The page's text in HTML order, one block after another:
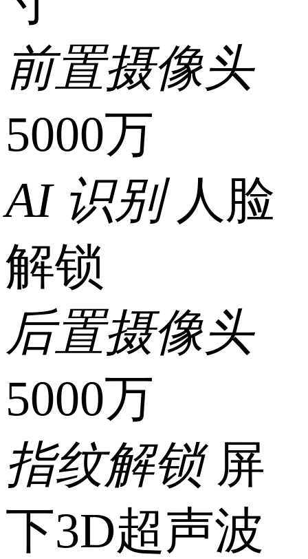
买，商品销
售、客服、发
货、售后等全
链路服务均由
该店铺提供，
详情可咨询该
店铺客服。
前置摄像头
5000万
AI 识别 人脸
解锁
后置摄像头
5000万
指纹解锁 屏
下3D超声波